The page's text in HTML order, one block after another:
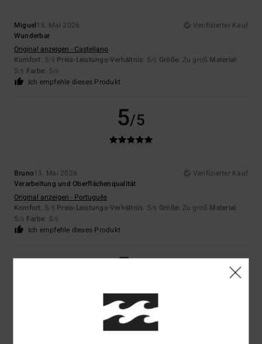
Miguel18. Mai 2026
Verifizierter Kauf
Wunderbar
Original anzeigen - Castellano
Komfort: 5/5 Preis-Leistungs-Verhältnis: 5/5 Größe: Zu groß Material:
5/5 Farbe: 5/5
Ich empfehle dieses Produkt
5/5
Bruno13. Mai 2026
Verifizierter Kauf
Verarbeitung und Oberflächenqualität
Original anzeigen - Português
Komfort: 5/5 Preis-Leistungs-Verhältnis: 5/5 Größe: Zu groß Material:
5/5 Farbe: 5/5
Ich empfehle dieses Produkt
5